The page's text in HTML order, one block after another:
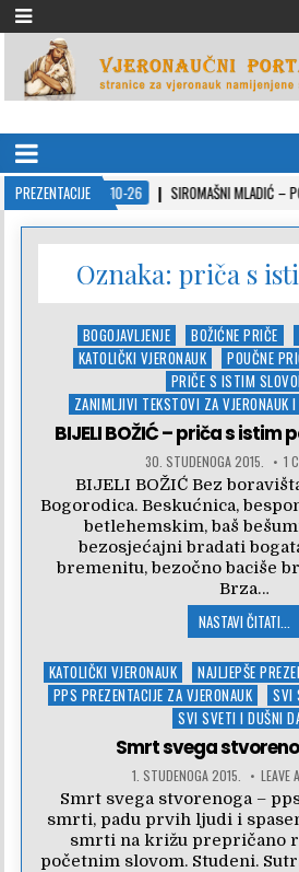
VJERONAUČNI
PREZENTACIJE
2022-10-26 SIROMAŠNI MLADIĆ – POUČNA
Oznaka: priča s
Posted
in
BOGOJAVLJENJE BOŽIĆNE PRIČE
KATOLIČKI VJERONAUK
POUČNE
PRIČE S ISTIM
ZANIMLJIVI TEKSTOVI ZA VJERONAUK
BIJELI BOŽIĆ – priča s istim
30. STUDENOGA 2015. 1
BIJELI BOŽIĆ Bez
Bogorodica. Beskućnica,
betlehemskim, baš
bezosjećajni bradati
bremenitu, bezočno baciše
Brza…
NASTAVI ČITATI...
Posted
in
KATOLIČKI VJERONAUK
NAJLJEPŠE
PPS PREZENTACIJE ZA VJERONAUK
SVI
SVI SVETI I DUŠNI
Smrt svega
1. STUDENOGA 2015. LEAVE
Smrt svega stvorenoga –
smrti, padu prvih ljudi i
smrti na križu prepričano
početnim slovom. Studeni.